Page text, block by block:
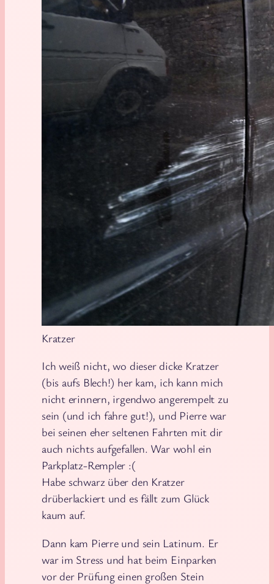
Kratzer
Ich weiß nicht, wo dieser dicke Kratzer
(bis aufs Blech!) her kam, ich kann mich
nicht erinnern, irgendwo angerempelt zu
sein (und ich fahre gut!), und Pierre war
bei seinen eher seltenen Fahrten mit dir
auch nichts aufgefallen. War wohl ein
Parkplatz-Rempler :(
Habe schwarz über den Kratzer
drüberlackiert und es fällt zum Glück
kaum auf.
Dann kam Pierre und sein Latinum. Er
war im Stress und hat beim Einparken
vor der Prüfung einen großen Stein